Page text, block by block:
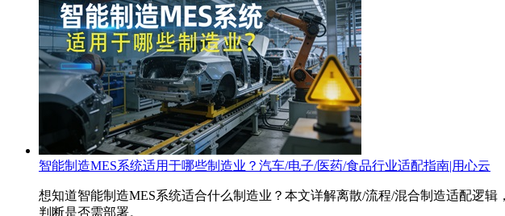
智能制造MES系统适用于哪些制造业？汽车/电子/医药/食品行业适配指南|用心云
想知道智能制造MES系统适合什么制造业？本文详解离散/流程/混合制造适配逻
判断是否需部署。